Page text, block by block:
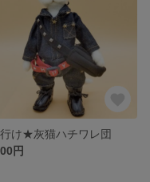
け★灰猫ハチワレ団
円